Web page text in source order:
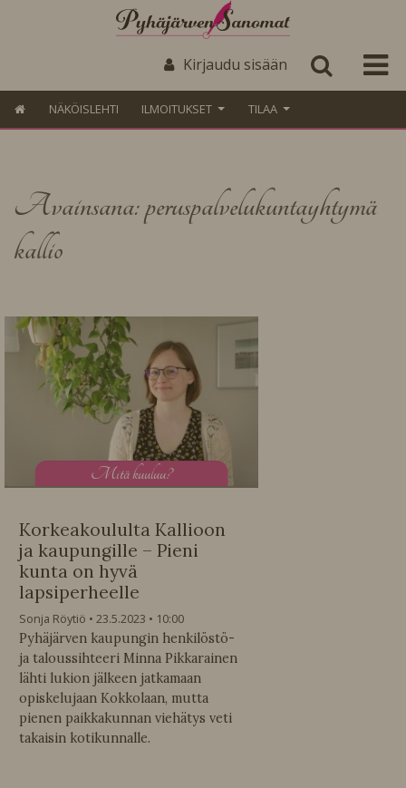
Kirjaudu sisään
NÄKÖISLEHTI ILMOITUKSET TILAA
Avainsana: peruspalvelukuntayhtymä
kallio
Mitä kuuluu?
Korkeakoululta Kallioon
ja kaupungille – Pieni
kunta on hyvä
lapsiperheelle
Sonja Röytiö 23.5.2023
10:00
Pyhäjärven kaupungin henkilöstö-
ja taloussihteeri Minna Pikkarainen
lähti lukion jälkeen jatkamaan
opiskelujaan Kokkolaan, mutta
pienen paikkakunnan viehätys veti
takaisin kotikunnalle.